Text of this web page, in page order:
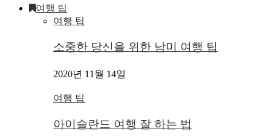
여행 팁
여행 팁
소중한 당신을 위한 남미 여행 팁
2020년 11월 14일
여행 팁
아이슬란드 여행 잘 하는 법